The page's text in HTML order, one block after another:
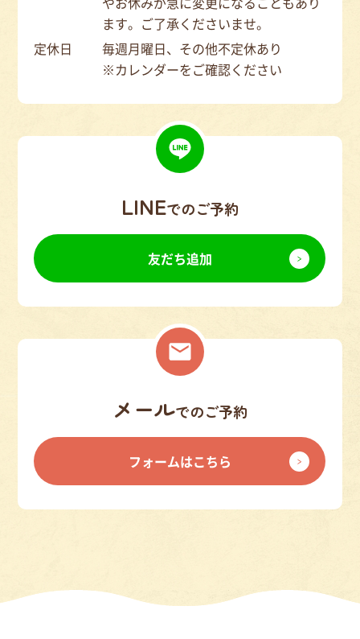
ます。ご了承くださいませ。
定休日
毎週月曜日、その他不定休あり
※カレンダーをご確認ください
LINEでのご予約
友だち追加
メールでのご予約
フォームはこちら